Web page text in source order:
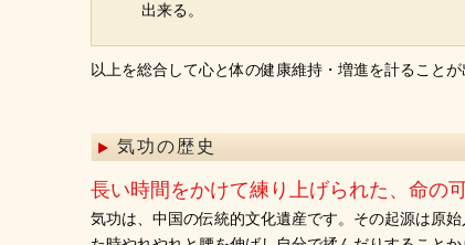
出来る。
以上を総合して心と体の健康維持・増進を計ることが
気功の歴史
長い時間をかけて練り上げられた、命の
気功は、中国の伝統的文化遺産です。その起源は原